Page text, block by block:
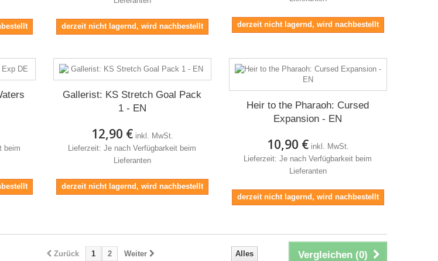
derzeit nicht lagernd, wird nachbestellt derzeit nicht lagernd, wird nachbestellt
beim
Gallerist: KS Stretch Goal Pack
1 - EN
12,90 € inkl. MwSt.
Lieferzeit: Je nach Verfügbarkeit beim
Lieferanten
derzeit nicht lagernd, wird nachbestellt
Heir to the Pharaoh: Cursed
Expansion - EN
10,90 € inkl. MwSt.
Lieferzeit: Je nach Verfügbarkeit beim
Lieferanten
derzeit nicht lagernd, wird nachbestellt
Vergleichen (0)
Alles
Zurück 1 2 Weiter